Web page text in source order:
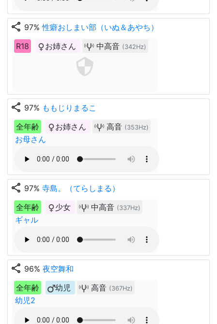
share 97%性癖おしまい部（いぬ＆あやち）
R18
お姉さん 中高音 (342Hz)
share 97% ももじりまるこ
全年齢
お姉さん 高音 (353Hz)
お母さん
share 97% 寺島。（てらしまる）
全年齢
少女 中高音 (337Hz)
ギャル
share 96% 夜空舞和
全年齢
幼児 高音 (367Hz)
幼児2